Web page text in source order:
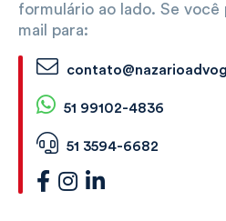
formulário ao lado. Se
mail para:
51 99102-4836
51 3594-6682